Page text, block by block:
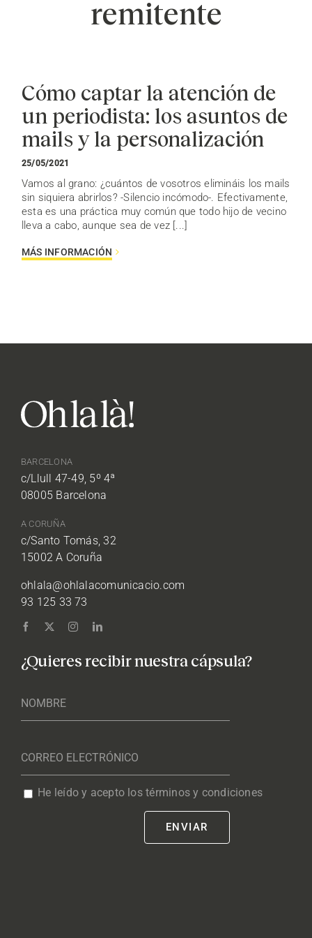
remitente
Cómo captar la atención de
un periodista: los asuntos de
mails y la personalización
25/05/2021
Vamos al grano: ¿cuántos de vosotros elimináis los mails
sin siquiera abrirlos? -Silencio incómodo-. Efectivamente,
esta es una práctica muy común que todo hijo de vecino
lleva a cabo, aunque sea de vez [...]
MÁS INFORMACIÓN
BARCELONA
c/Llull 47-49, 5º 4ª
08005 Barcelona
A CORUÑA
c/Santo Tomás, 32
15002 A Coruña
ohlala@ohlalacomunicacio.com
93 125 33 73
¿Quieres recibir nuestra cápsula?
He leído y acepto los términos y condiciones